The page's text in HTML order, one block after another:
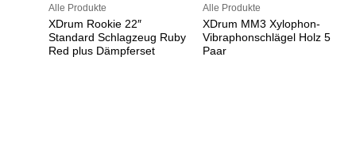
Alle Produkte
XDrum Rookie 22″
Standard Schlagzeug Ruby
Red plus Dämpferset
Alle Produkte
XDrum MM3 Xylophon-
Vibraphonschlägel Holz 5
Paar